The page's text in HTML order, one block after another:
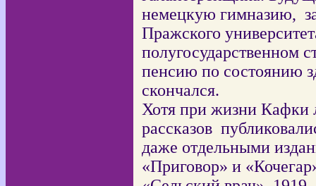
немецкую гимназию,
Пражского
полугосударственном
пенсию по состоянию
скончался.
Хотя при жизни Кафки
рассказов
даже отдельными
«Приговор» и